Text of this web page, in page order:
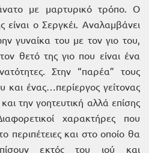
με μαρτυρικό τρόπο. Ο
είναι ο Σεργκέι. Αναλαμβάνει
γυναίκα του με τον γιο του,
θετό της γιο που είναι ένα
Στην “παρέα” τους
και ένας…περίεργος γείτονας
την γοητευτική αλλά επίσης
χαρακτήρες που
περιπέτειες και στο οποίο θα
εκτός του ιού και